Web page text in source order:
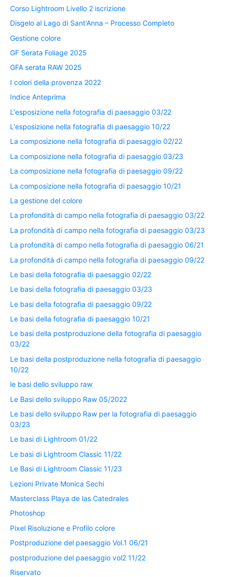
Corso Lightroom Livello 2 iscrizione
Disgelo al Lago di Sant'Anna – Processo Completo
Gestione colore
GF Serata Foliage 2025
GFA serata RAW 2025
I colori della provenza 2022
Indice Anteprima
L'esposizione nella fotografia di paesaggio 03/22
L'esposizione nella fotografia di paesaggio 10/22
La composizione nella fotografia di paesaggio 02/22
La composizione nella fotografia di paesaggio 03/23
La composizione nella fotografia di paesaggio 09/22
La composizione nella fotografia di paesaggio 10/21
La gestione del colore
La profondità di campo nella fotografia di paesaggio 03/22
La profondità di campo nella fotografia di paesaggio 03/23
La profondità di campo nella fotografia di paesaggio 06/21
La profondità di campo nella fotografia di paesaggio 09/22
Le basi della fotografia di paesaggio 02/22
Le basi della fotografia di paesaggio 03/23
Le basi della fotografia di paesaggio 09/22
Le basi della fotografia di paesaggio 10/21
Le basi della postproduzione della fotografia di paesaggio
03/22
Le basi della postproduzione nella fotografia di paesaggio
10/22
le basi dello sviluppo raw
Le Basi dello sviluppo Raw 05/2022
Le basi dello sviluppo Raw per la fotografia di paesaggio
03/23
Le basi di Lightroom 01/22
Le basi di Lightroom Classic 11/22
Le Basi di Lightroom Classic 11/23
Lezioni Private Monica Sechi
Masterclass Playa de las Catedrales
Photoshop
Pixel Risoluzione e Profilo colore
Postproduzione del paesaggio Vol.1 06/21
postproduzione del paesaggio vol2 11/22
Riservato